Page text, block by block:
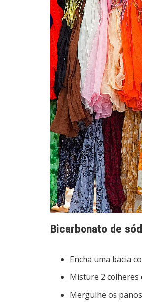
Bicarbonato de
Encha uma bacia
Misture 2 colheres
Mergulhe os